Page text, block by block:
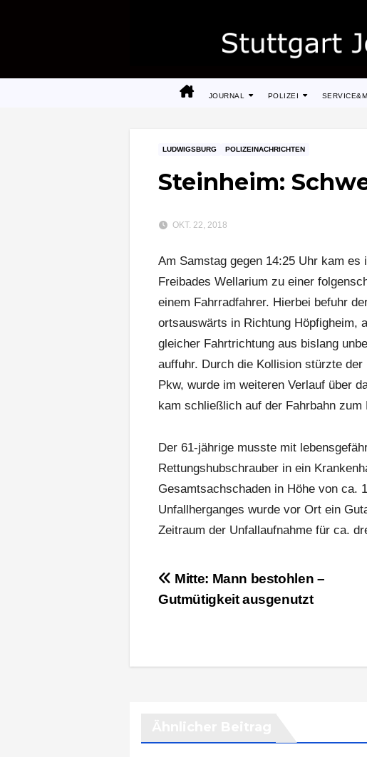
JOURNAL POLIZEI
LUDWIGSBURG POLIZEINACHRICHTEN
Steinheim:
OKT. 22, 2018
Am Samstag gegen 14:25 Uhr kam
Freibades Wellarium zu einer
einem Fahrradfahrer. Hierbei befuhr
ortsauswärts in Richtung Höpfigheim,
gleicher Fahrtrichtung aus bislang
auffuhr. Durch die Kollision stürzte
Pkw, wurde im weiteren Verlauf über
kam schließlich auf der Fahrbahn zum
Der 61-jährige musste mit
Rettungshubschrauber in ein
Gesamtsachschaden in Höhe von ca.
Unfallherganges wurde vor Ort ein
Zeitraum der Unfallaufnahme für ca.
Beitragsnavigation
Mitte: Mann bestohlen –
Gutmütigkeit ausgenutzt